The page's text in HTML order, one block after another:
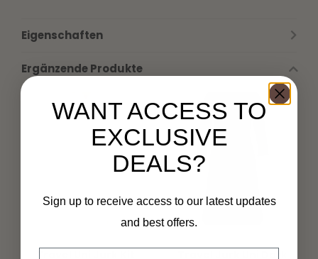
Eigenschaften
Ergänzende Produkte
WANT ACCESS TO
EXCLUSIVE
DEALS?
Sign up to receive access to our latest updates
and best offers.